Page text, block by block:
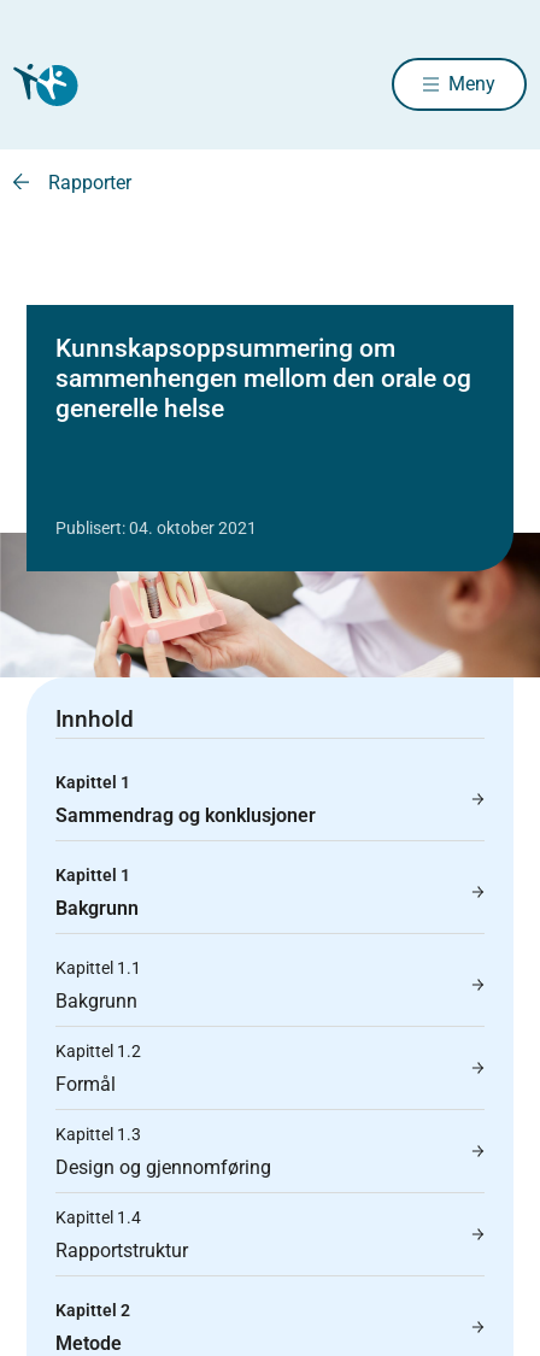
Meny
Rapporter
Kunnskapsoppsummering om
sammenhengen mellom den orale og
generelle helse
Publisert: 04. oktober 2021
Innhold
Kapittel 1
Sammendrag og konklusjoner
Kapittel 1
Bakgrunn
Kapittel 1.1
Bakgrunn
Kapittel 1.2
Formål
Kapittel 1.3
Design og gjennomføring
Kapittel 1.4
Rapportstruktur
Kapittel 2
Metode